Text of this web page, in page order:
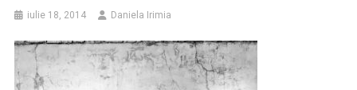
iulie 18, 2014 Daniela Irimia